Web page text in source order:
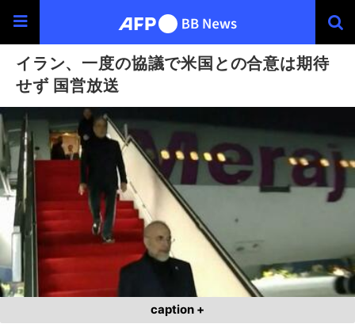
イラン、一度の協議で米国との合意は期待
せず 国営放送
caption +